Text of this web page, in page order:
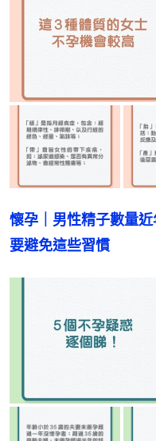
懷孕｜男性精子數量
要避免這些習慣